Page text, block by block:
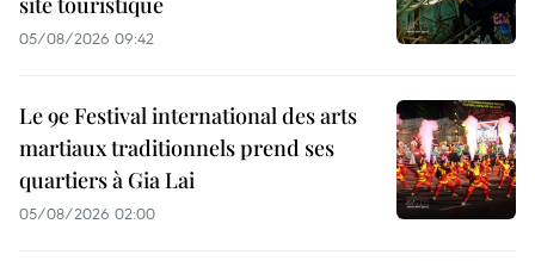
05/08/2026 09:42
Le 9e Festival international des arts
martiaux traditionnels prend ses
quartiers à Gia Lai
05/08/2026 02:00